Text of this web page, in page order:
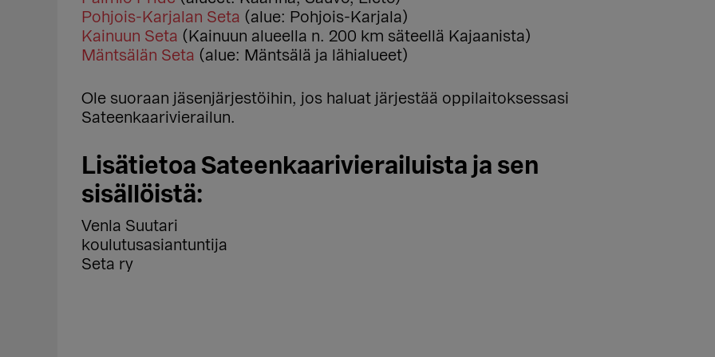
Pohjois-Karjalan Seta (alue: Pohjois-Karjala)
Kainuun Seta (Kainuun alueella n. 200 km säteellä Kajaanista)
Mäntsälän Seta (alue: Mäntsälä ja lähialueet)
Ole suoraan jäsenjärjestöihin, jos haluat järjestää oppilaitoksessasi
Sateenkaarivierailun.
Lisätietoa Sateenkaarivierailuista ja sen
sisällöistä:
Venla Suutari
koulutusasiantuntija
Seta ry